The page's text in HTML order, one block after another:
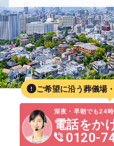
ご希望に沿う葬儀場
深夜・早朝でも24
電話をか
0120-